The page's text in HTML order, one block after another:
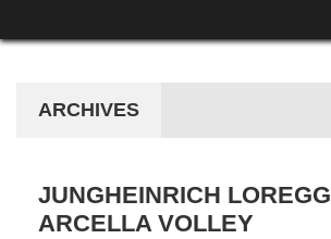
ARCHIVES
JUNGHEINRICH
ARCELLA VOLLEY